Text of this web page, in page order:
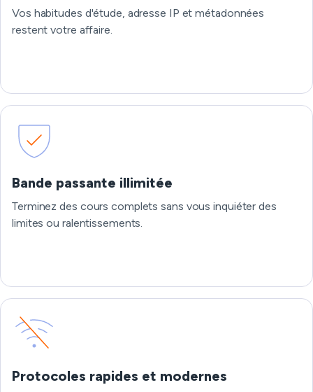
Vos habitudes d'étude, adresse IP et métadonnées
restent votre affaire.
Bande passante illimitée
Terminez des cours complets sans vous inquiéter des
limites ou ralentissements.
Protocoles rapides et modernes